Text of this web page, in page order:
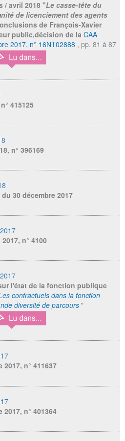
/ avril 2018 "Le casse-tête du
de licenciement des agents
de François-Xavier
public,décision de la CAA
2017, n° 16NT02888 , pp. 81 à 87
415125
n° 396169
30 décembre 2017
n° 4100
l'état de la fonction publique
contractuels dans la fonction
diversité de parcours "
2017, n° 411637
2017, n° 401364